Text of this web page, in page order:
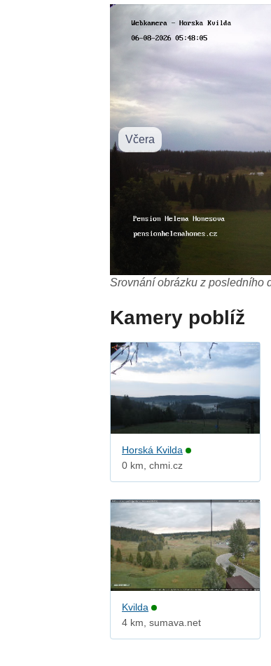
Včera
Srovnání obrázku z posledního
Kamery poblíž
Horská Kvilda
0 km, chmi.cz
Kvilda
4 km, sumava.net